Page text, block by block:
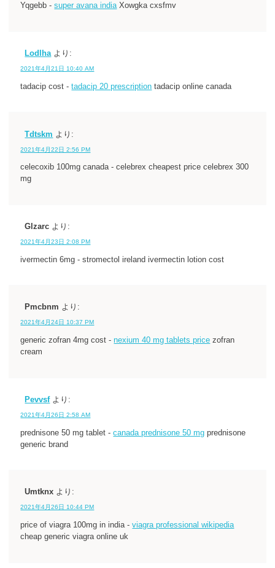
Yqgebb -super avana indiaXowgka cxsfmv
Lodlha より:
2021年4月21日 10:40 AM
tadacip cost -tadacip 20 prescription tadacip online canada
Tdtskm より:
2021年4月22日 2:56 PM
celecoxib 100mg canada - celebrex cheapest price celebrex 300
mg
Glzarc より:
2021年4月23日 2:08 PM
ivermectin 6mg - stromectol ireland ivermectin lotion cost
Pmcbnm より:
2021年4月24日 10:37 PM
generic zofran 4mg cost -nexium 40 mg tablets price zofran
cream
Pevvsf より:
2021年4月26日 2:58 AM
prednisone 50 mg tablet -canada prednisone 50 mg prednisone
generic brand
Umtknx より:
2021年4月26日 10:44 PM
price of viagra 100mg in india -viagra professional wikipedia
cheap generic viagra online uk